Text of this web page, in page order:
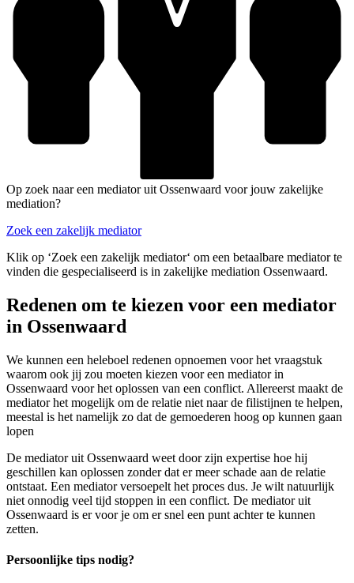
Op zoek naar een mediator uit Ossenwaard voor jouw zakelijke
mediation?
Zoek een zakelijk mediator
Klik op ‘Zoek een zakelijk mediator‘ om een betaalbare mediator te
vinden die gespecialiseerd is in zakelijke mediation Ossenwaard.
Redenen om te kiezen voor een mediator
in Ossenwaard
We kunnen een heleboel redenen opnoemen voor het vraagstuk
waarom ook jij zou moeten kiezen voor een mediator in
Ossenwaard voor het oplossen van een conflict. Allereerst maakt de
mediator het mogelijk om de relatie niet naar de filistijnen te helpen,
meestal is het namelijk zo dat de gemoederen hoog op kunnen gaan
lopen
De mediator uit Ossenwaard weet door zijn expertise hoe hij
geschillen kan oplossen zonder dat er meer schade aan de relatie
ontstaat. Een mediator versoepelt het proces dus. Je wilt natuurlijk
niet onnodig veel tijd stoppen in een conflict. De mediator uit
Ossenwaard is er voor je om er snel een punt achter te kunnen
zetten.
Persoonlijke tips nodig?